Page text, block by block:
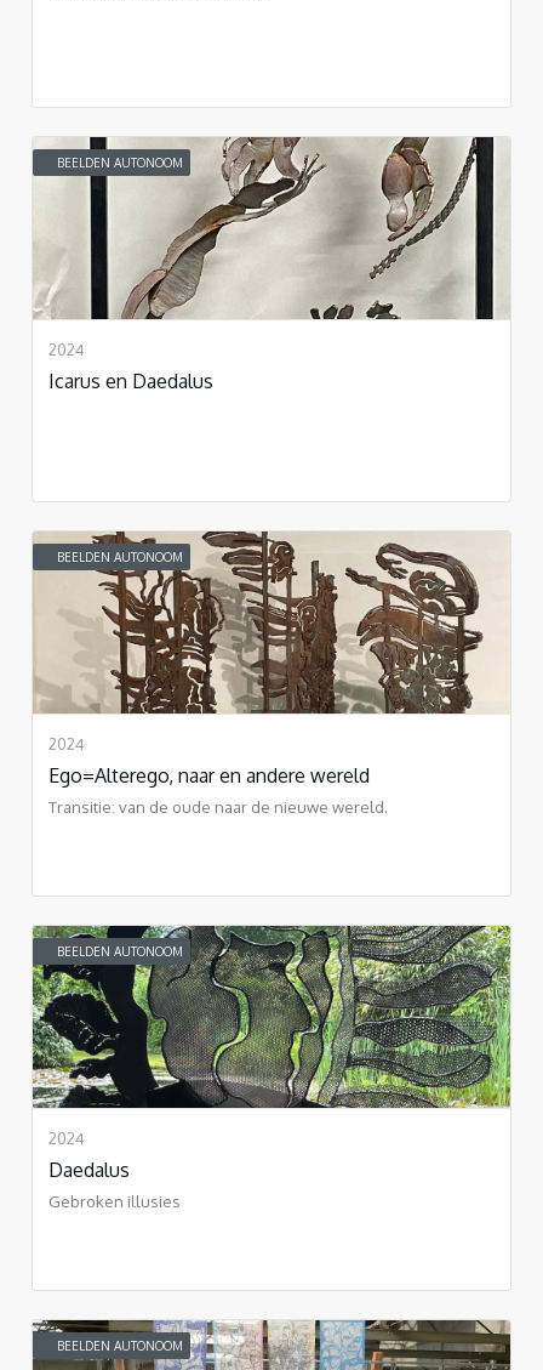
BEELDEN AUTONOOM
2024
Icarus en Daedalus
BEELDEN AUTONOOM
2024
Ego=Alterego, naar en andere wereld
Transitie: van de oude naar de nieuwe wereld.
BEELDEN AUTONOOM
2024
Daedalus
Gebroken illusies
BEELDEN AUTONOOM